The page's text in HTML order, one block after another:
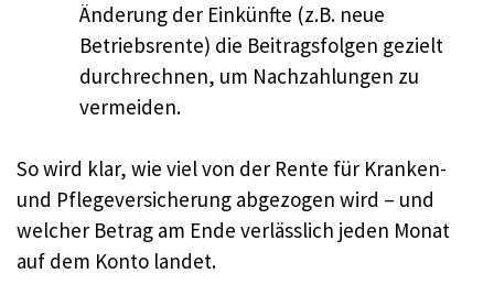
Änderung der Einkünfte (z.B. neue
Betriebsrente) die Beitragsfolgen gezielt
durchrechnen, um Nachzahlungen zu
vermeiden.
So wird klar, wie viel von der Rente für Kranken-
und Pflegeversicherung abgezogen wird – und
welcher Betrag am Ende verlässlich jeden Monat
auf dem Konto landet.